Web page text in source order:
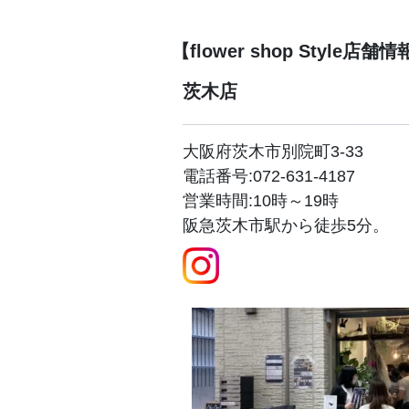
【flower shop Style店舗情
茨木店
大阪府茨木市別院町3-33
電話番号:072-631-4187
営業時間:10時～19時
阪急茨木市駅から徒歩5分。